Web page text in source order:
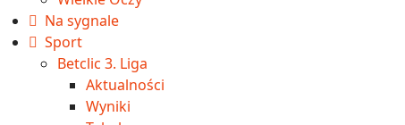
Na sygnale
Sport
Betclic 3. Liga
Aktualności
Wyniki